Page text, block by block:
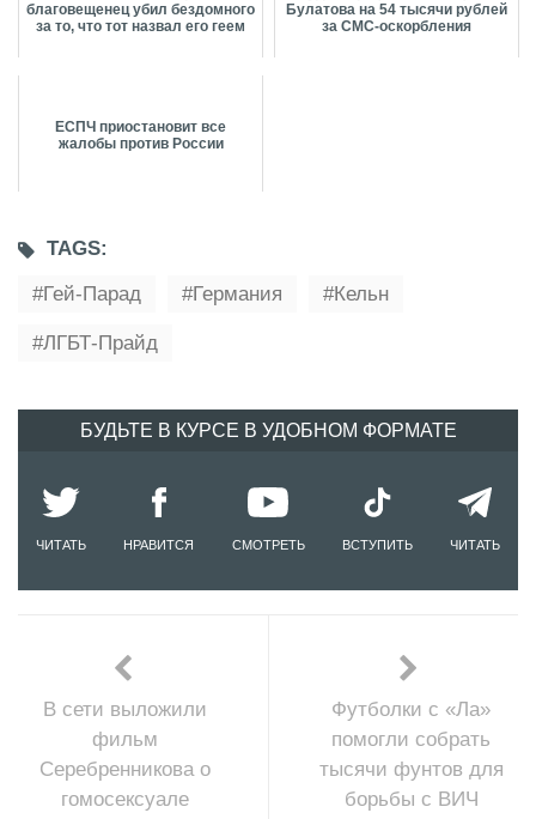
благовещенец убил бездомного
за то, что тот назвал его геем
Булатова на 54 тысячи рублей
за СМС-оскорбления
ЕСПЧ приостановит все
жалобы против России
TAGS:
Гей-Парад
Германия Кельн
ЛГБТ-Прайд
БУДЬТЕ В КУРСЕ В УДОБНОМ ФОРМАТЕ
ЧИТАТЬ НРАВИТСЯ СМОТРЕТЬ ВСТУПИТЬ ЧИТАТЬ
В сети выложили
фильм
Серебренникова о
гомосексуале
Футболки с «Ла»
помогли собрать
тысячи фунтов для
борьбы с ВИЧ